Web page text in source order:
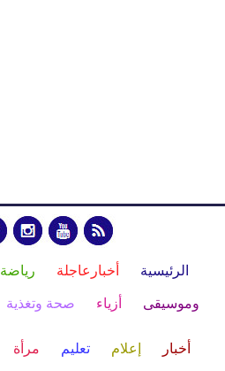
الرئيسية أخبارعاجلة رياضة
وموسيقى أزياء صحة وتغذية
أخبار إعلام تعليم مرأة